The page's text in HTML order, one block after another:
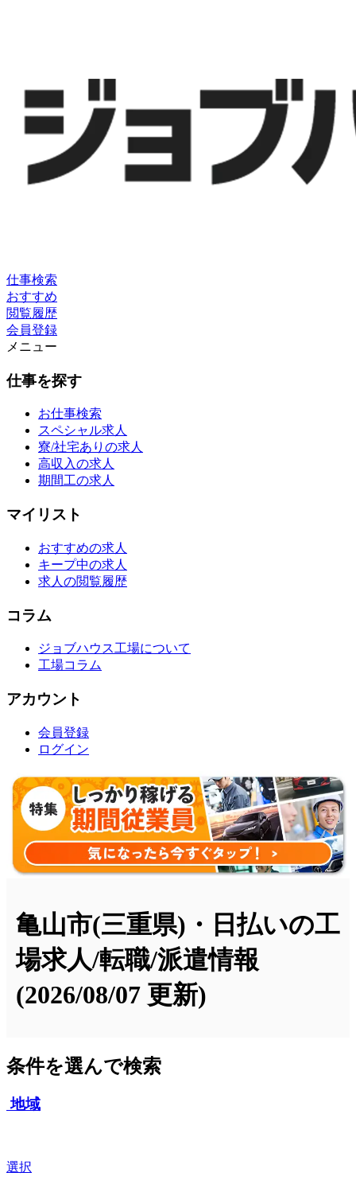
仕事検索
おすすめ
閲覧履歴
会員登録
メニュー
仕事を探す
お仕事検索
スペシャル求人
寮/社宅ありの求人
高収入の求人
期間工の求人
マイリスト
おすすめの求人
キープ中の求人
求人の閲覧履歴
コラム
ジョブハウス工場について
工場コラム
アカウント
会員登録
ログイン
亀山市(三重県)・日払いの工
場求人/転職/派遣情報
(2026/08/07 更新)
条件を選んで検索
地域
選択